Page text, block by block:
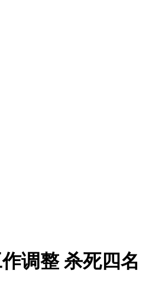
调整 杀死四名